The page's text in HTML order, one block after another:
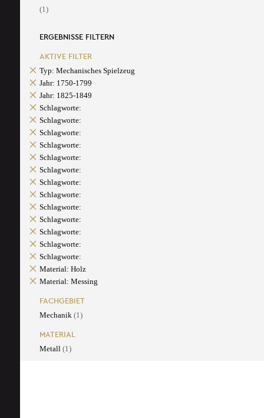
(1)
ERGEBNISSE FILTERN
AKTIVE FILTER
Typ: Mechanisches Spielzeug
Jahr: 1750-1799
Jahr: 1825-1849
Schlagworte:
Schlagworte:
Schlagworte:
Schlagworte:
Schlagworte:
Schlagworte:
Schlagworte:
Schlagworte:
Schlagworte:
Schlagworte:
Schlagworte:
Schlagworte:
Schlagworte:
Material: Holz
Material: Messing
FACHGEBIET
Mechanik (1)
MATERIAL
Metall (1)